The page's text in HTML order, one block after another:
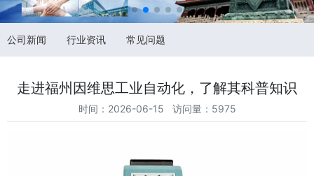
公司新闻 行业资讯 常见问题
走进福州因维思工业自动化，了解其科普知识
时间：2026-06-15 访问量：5975